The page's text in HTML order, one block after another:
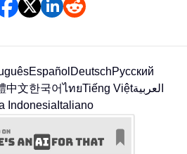
Español DeutschРусский
中文한국어ไทยTiếng Việtالعربية
Indonesia Italiano